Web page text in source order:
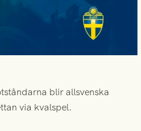
blir allsvenska
via kvalspel.